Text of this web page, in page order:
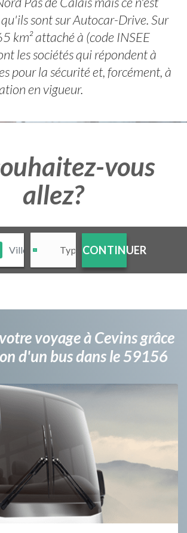
sont sur Autocar-Drive. Sur
km² attaché à (code INSEE
les sociétés qui répondent à
pour la sécurité et, forcément, à
en vigueur.
vous
allez?
CONTINUER
voyage à Cevins grâce
d'un bus dans le 59156